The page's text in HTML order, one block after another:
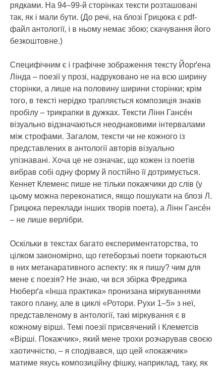
рядками. На 94–99-й сторінках тексти розташовані
так, як і мали бути. (До речі, на блозі Грицюка є pdf-
файл антології, і в ньому немає збою; скачування його
безкоштовне.)
Специфічним є і графічне зображення тексту Йорґена
Лінда – поезії у прозі, надруковано не на всю ширину
сторінки, а лише на половину ширини сторінки; крім
того, в тексті нерідко трапляється композиція знаків
пробілу – трикрапки в дужках. Тексти Лінн Гансéн
візуально відзначаються неоднаковими інтервалами
між строфами. Загалом, тексти чи не кожного із
представлених в антології авторів візуально
упізнавані. Хоча це не означає, що кожен із поетів
вибрав собі одну форму й постійно її дотримується.
Кеннет Клеменс пише не тільки покажчики до слів (у
цьому можна переконатися, якщо пошукати на блозі Л.
Грицюка переклади інших творів поета), а Лінн Гансéн
– не лише верлібри.
Оскільки в текстах багато експериментаторства, то
цілком закономірно, що гетеборзькі поети торкаються
в них метанаративного аспекту: як я пишу? чим для
мене є поезія? Не знаю, чи вся збірка Фредрика
Нюберґа «Інша практика» пронизана міркуваннями
такого плану, але в циклі «Ротори. Рухи 1–5» з неї,
представленому в антології, такі міркування є в
кожному вірші. Темі поезії присвячений і Клеметсів
«Вірші. Покажчик», який мене трохи розчарував своєю
хаотичністю, – я сподівався, що цей «покажчик»
матиме якусь композиційну фішку, наприклад, таку, як